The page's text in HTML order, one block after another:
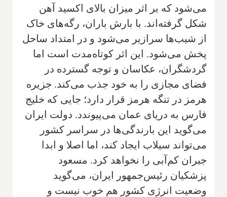
می‌شود که بر اثر میزان بالای اکسید آهن
شکل گرفته‌اند. با بارش باران، رگه‌های خاک
از شیب‌ها سرازیر می‌شود و در امتداد ساحل
پخش می‌شود. این اثر کوتاه‌مدت است اما
گردشگران، عکاسان و توجه گسترده در
فضای مجازی را به خود جذب می‌کند. جزیره
هرمز در تنگه هرمز قرار دارد؛ جایی که خلیج
فارس به دریای عمان می‌پیوندد. دولت ایران
می‌گوید این بارندگی‌ها در سراسر کشور
می‌تواند سیلاب ایجاد کند، اما اصلا و ابدا
جبران کم‌آبی را نخواهد کرد. مسعود
پزشکیان رئیس‌جمهور ایران، می‌گوید
وضعیت انرژی کشور هم خوب نیست و